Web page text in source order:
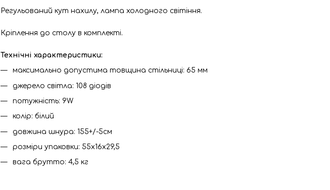
Регульований кут нахилу, лампа холодного світіння.
Кріплення до столу в комплекті.
Технічні характеристики:
максимально допустима товщина стільниці: 65 мм
джерело світла: 108 діодів
потужність: 9W
колір: білий
довжина шнура: 155+/-5см
розміри упаковки: 55х16х29,5
вага брутто: 4,5 кг